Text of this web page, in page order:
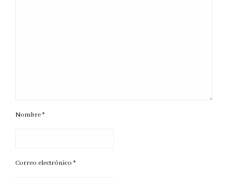
Nombre*
Correo electrónico *